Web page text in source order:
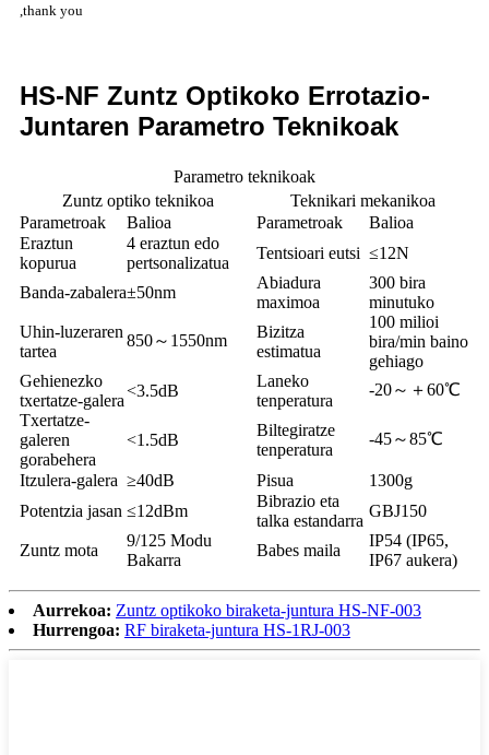
,thank you
HS-NF Zuntz Optikoko Errotazio-
Juntaren Parametro Teknikoak
Parametro teknikoak
Zuntz optiko teknikoa
Teknikari mekanikoa
Parametroak
Balioa Parametroak
Balioa
Eraztun
kopurua
4 eraztun edo
pertsonalizatua
Tentsioari eutsi ≤12N
Banda-zabalera±50nm
Abiadura
maximoa
300 bira
minutuko
Uhin-luzeraren
tartea
850～1550nm
Bizitza
estimatua
100 milioi
bira/min baino
gehiago
Gehienezko
txertatze-galera
<3.5dB
Laneko
tenperatura
-20～＋60℃
Txertatze-
galeren
gorabehera
<1.5dB
Biltegiratze
tenperatura
-45～85℃
Itzulera-galera ≥40dB Pisua
1300g
Potentzia jasan ≤12dBm
Bibrazio eta
talka estandarra
GBJ150
Zuntz mota
9/125 Modu
Bakarra
Babes maila
IP54 (IP65,
IP67 aukera)
Aurrekoa: Zuntz optikoko biraketa-juntura HS-NF-003
Hurrengoa: RF biraketa-juntura HS-1RJ-003